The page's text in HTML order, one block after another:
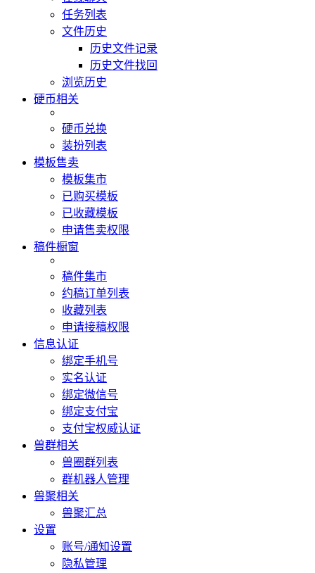
任务列表
文件历史
历史文件记录
历史文件找回
浏览历史
硬币相关
硬币兑换
装扮列表
模板售卖
模板集市
已购买模板
已收藏模板
申请售卖权限
稿件橱窗
稿件集市
约稿订单列表
收藏列表
申请接稿权限
信息认证
绑定手机号
实名认证
绑定微信号
绑定支付宝
支付宝权威认证
兽群相关
兽圈群列表
群机器人管理
兽聚相关
兽聚汇总
设置
账号/通知设置
隐私管理